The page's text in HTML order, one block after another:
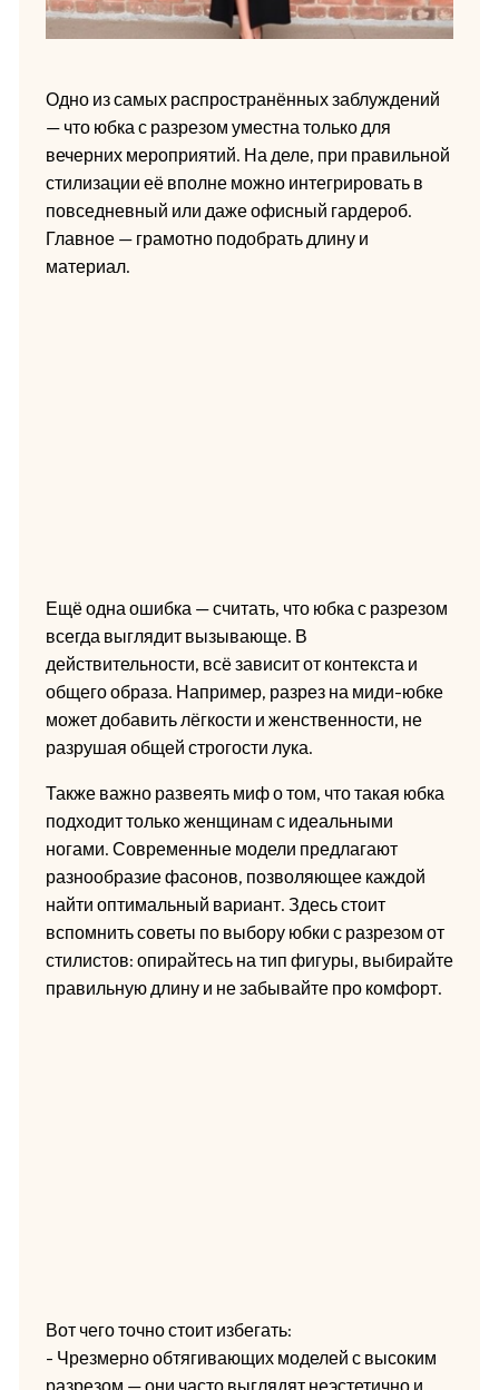
Одно из самых распространённых заблуждений
— что юбка с разрезом уместна только для
вечерних мероприятий. На деле, при правильной
стилизации её вполне можно интегрировать в
повседневный или даже офисный гардероб.
Главное — грамотно подобрать длину и
материал.
Ещё одна ошибка — считать, что юбка с разрезом
всегда выглядит вызывающе. В
действительности, всё зависит от контекста и
общего образа. Например, разрез на миди-юбке
может добавить лёгкости и женственности, не
разрушая общей строгости лука.
Также важно развеять миф о том, что такая юбка
подходит только женщинам с идеальными
ногами. Современные модели предлагают
разнообразие фасонов, позволяющее каждой
найти оптимальный вариант. Здесь стоит
вспомнить советы по выбору юбки с разрезом от
стилистов: опирайтесь на тип фигуры, выбирайте
правильную длину и не забывайте про комфорт.
Вот чего точно стоит избегать:
- Чрезмерно обтягивающих моделей с высоким
разрезом — они часто выглядят неэстетично и